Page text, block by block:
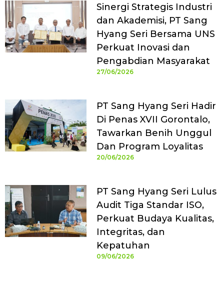
Sinergi Strategis Industri
dan Akademisi, PT Sang
Hyang Seri Bersama UNS
Perkuat Inovasi dan
Pengabdian Masyarakat
27/06/2026
PT Sang Hyang Seri Hadir
Di Penas XVII Gorontalo,
Tawarkan Benih Unggul
Dan Program Loyalitas
20/06/2026
PT Sang Hyang Seri Lulus
Audit Tiga Standar ISO,
Perkuat Budaya Kualitas,
Integritas, dan
Kepatuhan
09/06/2026